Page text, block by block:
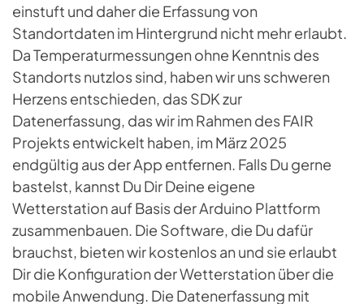
einstuft und daher die Erfassung von
Standortdaten im Hintergrund nicht mehr erlaubt.
Da Temperaturmessungen ohne Kenntnis des
Standorts nutzlos sind, haben wir uns schweren
Herzens entschieden, das SDK zur
Datenerfassung, das wir im Rahmen des FAIR
Projekts entwickelt haben, im März 2025
endgültig aus der App entfernen. Falls Du gerne
bastelst, kannst Du Dir Deine eigene
Wetterstation auf Basis der Arduino Plattform
zusammenbauen. Die Software, die Du dafür
brauchst, bieten wir kostenlos an und sie erlaubt
Dir die Konfiguration der Wetterstation über die
mobile Anwendung. Die Datenerfassung mit